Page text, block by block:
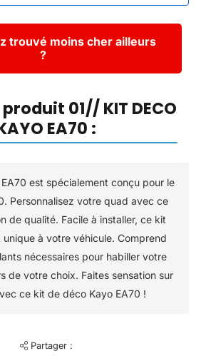
trouvé moins cher ailleurs
?
01// KIT DECO
EA70 :
est spécialement conçu pour le
Personnalisez votre quad avec ce
de qualité. Facile à installer, ce kit
unique à votre véhicule. Comprend
nécessaires pour habiller votre
de votre choix. Faites sensation sur
ce kit de déco Kayo EA70 !
Partager :